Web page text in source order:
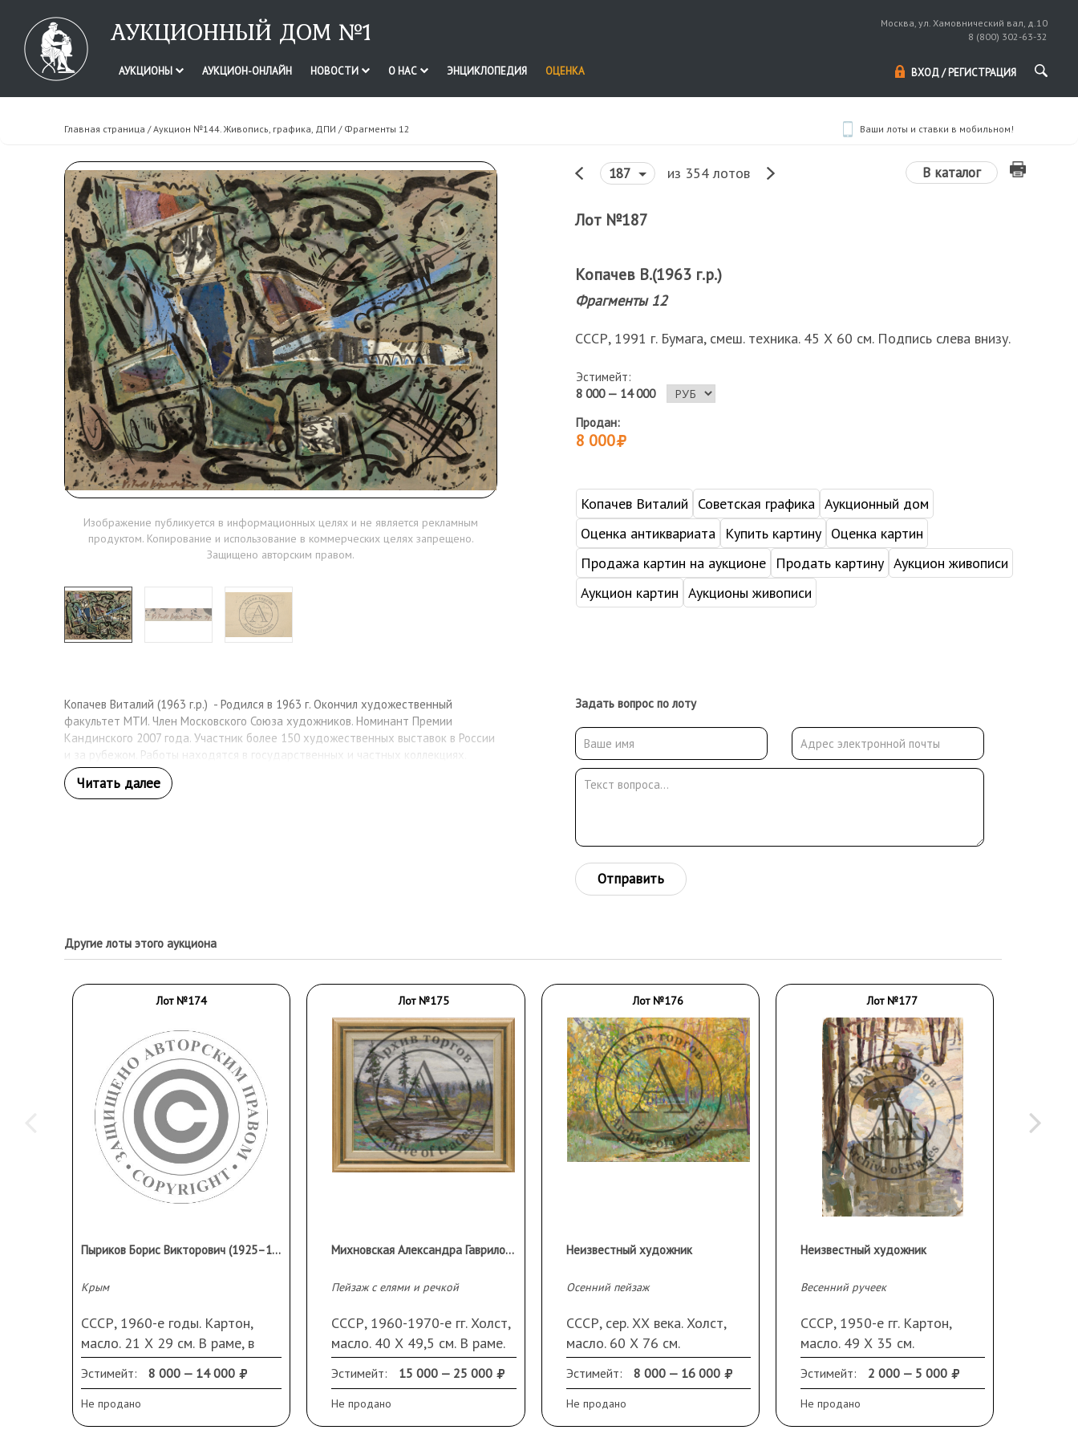
АУКЦИОННЫЙ ДОМ №1
Москва, ул. Хамовнический вал, д.10
8 (800) 302-63-32
АУКЦИОНЫ АУКЦИОН-ОНЛАЙН НОВОСТИ О НАС ЭНЦИКЛОПЕДИЯ ОЦЕНКА ВХОД / РЕГИСТРАЦИЯ
Главная страница /Аукцион №144. Живопись, графика, ДПИ / Фрагменты 12 Ваши лоты и ставки в мобильном!
Изображение публикуется в информационных целях и не является рекламным
продуктом. Копирование и использование в коммерческих целях запрещено.
Защищено авторским правом.
187 из 354 лотов В каталог
Лот №187
Копачев В.(1963 г.р.)
Фрагменты 12
СССР, 1991 г. Бумага, смеш. техника. 45 Х 60 см. Подпись слева внизу.
Эстимейт:
8 000 — 14 000
Продан:
8 000
Копачев Виталий Советская графика Аукционный дом
Оценка антиквариата
Купить картину Оценка картин
Продажа картин на аукционе
Продать картину Аукцион живописи
Аукцион картин Аукционы живописи
Копачев Виталий (1963 г.р.) - Родился в 1963 г. Окончил художественный
факультет МТИ. Член Московского Союза художников. Номинант Премии
Кандинского 2007 года. Участник более 150 художественных выставок в России
и за рубежом. Работы находятся в государственных и частных коллекциях.
Задать вопрос по лоту
Отправить
Другие лоты этого аукциона
Лот №174
Пыриков Борис Викторович (1925–1987 гг)
Крым
СССР, 1960-е годы. Картон,
масло. 21 Х 29 см. В раме, в
паспарту.
Эстимейт: 8 000 — 14 000
Не продано
Лот №175
Михновская Александра Гавриловна (1903-?)
Пейзаж с елями и речкой
СССР, 1960-1970-е гг. Холст,
масло. 40 Х 49,5 см. В раме.
Кромки холста подведены. В
раме
Эстимейт: 15 000 — 25 000
Не продано
Лот №176
Неизвестный художник
Осенний пейзаж
СССР, сер. ХХ века. Холст,
масло. 60 Х 76 см.
Неразборчивая подпись
справа внизу
Эстимейт: 8 000 — 16 000
Не продано
Лот №177
Неизвестный художник
Весенний ручеек
СССР, 1950-е гг. Картон,
масло. 49 Х 35 см.
Повреждения по краям.
Эстимейт: 2 000 — 5 000
Не продано